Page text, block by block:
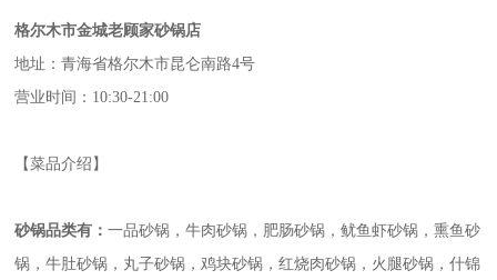
格尔木市金城老顾家砂锅店
地址：青海省格尔木市昆仑南路4号
营业时间：10:30-21:00
【菜品介绍】
砂锅品类有：一品砂锅，牛肉砂锅，肥肠砂锅，鱿鱼虾砂锅，熏鱼砂
锅，牛肚砂锅，丸子砂锅，鸡块砂锅，红烧肉砂锅，火腿砂锅，什锦